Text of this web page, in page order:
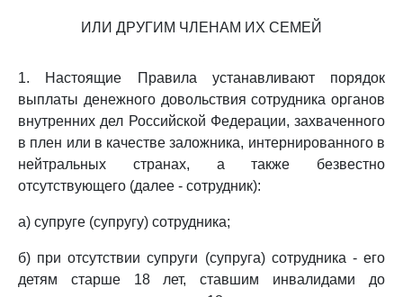
ИЛИ ДРУГИМ ЧЛЕНАМ ИХ СЕМЕЙ
1. Настоящие Правила устанавливают порядок
выплаты денежного довольствия сотрудника органов
внутренних дел Российской Федерации, захваченного
в плен или в качестве заложника, интернированного в
нейтральных странах, а также безвестно
отсутствующего (далее - сотрудник):
а) супруге (супругу) сотрудника;
б) при отсутствии супруги (супруга) сотрудника - его
детям старше 18 лет, ставшим инвалидами до